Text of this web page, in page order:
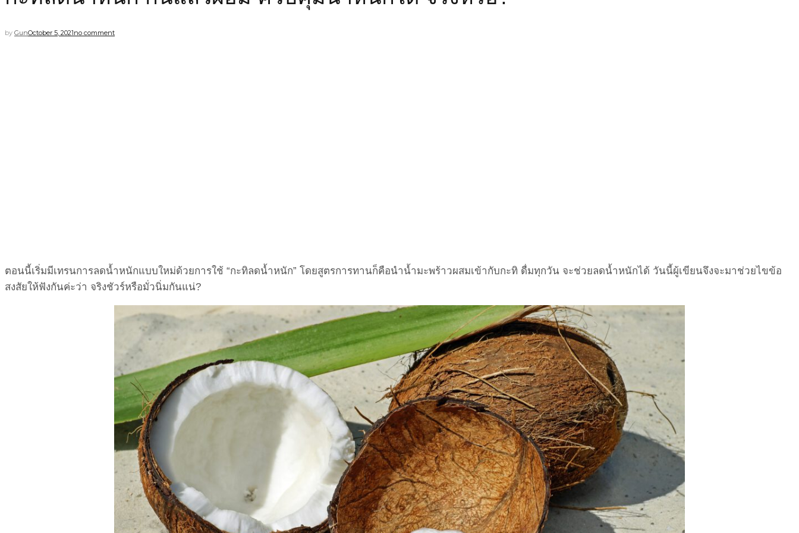
by GunOctober 5, 2021no comment
ตอนนี้เริ่มมีเทรนการลดน้ำหนักแบบใหม่ด้วยการใช้ “กะทิลดน้ำหนัก” โดยสูตรการทานก็คือนำน้ำมะพร้าวผสมเข้ากับกะทิ ดื่มทุกวัน จะช่วยลดน้ำหนักได้ วันนี้ผู้เขียนจึงจะมาช่วยไขข้อ
สงสัยให้ฟังกันค่ะว่า จริงชัวร์หรือมั่วนิ่มกันแน่?